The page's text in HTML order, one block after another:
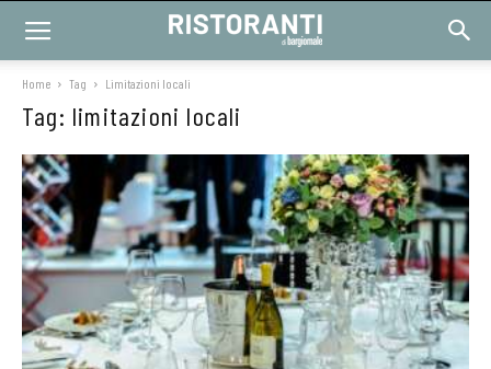
Home Tag Limitazioni locali
Tag: limitazioni locali